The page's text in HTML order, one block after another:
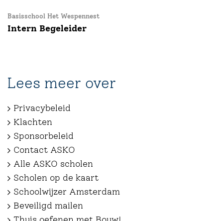
Basisschool Het Wespennest
Intern Begeleider
Lees meer over
Privacybeleid
Klachten
Sponsorbeleid
Contact ASKO
Alle ASKO scholen
Scholen op de kaart
Schoolwijzer Amsterdam
Beveiligd mailen